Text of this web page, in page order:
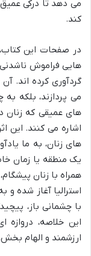
می دهد تا درکی عمیق
کند.
در صفحات این
هایی فراموش
گردآوری کرده اند.
می پردازند، بلکه
های عمیقی که زنان
اشاره می کنند. این
های زنان، به ما
یک منطقه یا زمان
همراه با زنان
استرالیا آغاز شده و
با چشمانی باز،
این خلاصه،
ارزشمند و الهام